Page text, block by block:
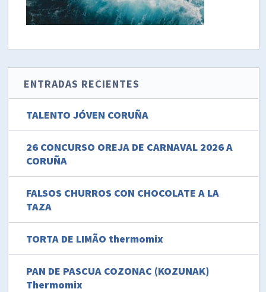
ENTRADAS RECIENTES
TALENTO JÓVEN CORUÑA
26 CONCURSO OREJA DE CARNAVAL 2026 A
CORUÑA
FALSOS CHURROS CON CHOCOLATE A LA
TAZA
TORTA DE LIMÃO thermomix
PAN DE PASCUA COZONAC (KOZUNAK)
Thermomix